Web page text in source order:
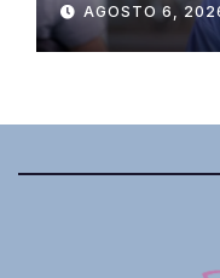
AGOSTO 6,